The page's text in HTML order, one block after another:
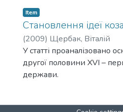
Item
Становлення ідеї
(2009) Щербак, Віталій
У статті проаналізовано
другої половини XVI –
держави.